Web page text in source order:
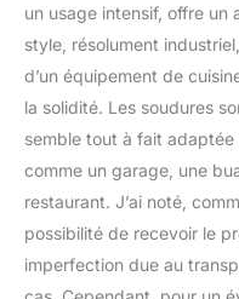
un usage intensif, offre
style, résolument
d’un équipement de
la solidité. Les soudures
semble tout à fait adaptée
comme un garage, une
restaurant. J’ai noté,
possibilité de recevoir le
imperfection due au